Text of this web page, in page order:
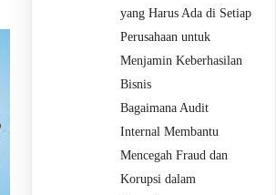
yang Harus Ada di Setiap
Perusahaan untuk
Menjamin Keberhasilan
Bisnis
Bagaimana Audit
Internal Membantu
Mencegah Fraud dan
Korupsi dalam